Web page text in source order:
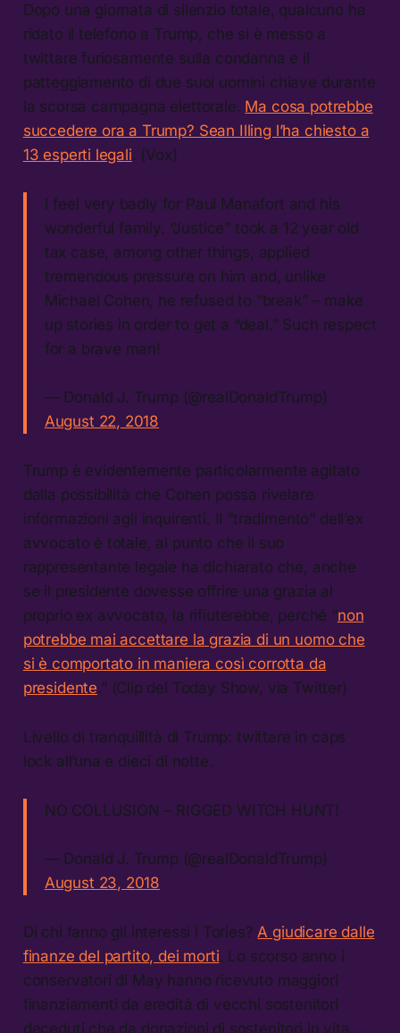
Dopo una giornata di silenzio totale, qualcuno ha
ridato il telefono a Trump, che si è messo a
twittare furiosamente sulla condanna e il
patteggiamento di due suoi uomini chiave durante
la scorsa campagna elettorale. Ma cosa potrebbe
succedere ora a Trump? Sean Illing l’ha chiesto a
13 esperti legali. (Vox)
I feel very badly for Paul Manafort and his
wonderful family. “Justice” took a 12 year old
tax case, among other things, applied
tremendous pressure on him and, unlike
Michael Cohen, he refused to “break” – make
up stories in order to get a “deal.” Such respect
for a brave man!
— Donald J. Trump (@realDonaldTrump)
August 22, 2018
Trump è evidentemente particolarmente agitato
dalla possibilità che Cohen possa rivelare
informazioni agli inquirenti. Il “tradimento” dell’ex
avvocato è totale, al punto che il suo
rappresentante legale ha dichiarato che, anche
se il presidente dovesse offrire una grazia al
proprio ex avvocato, la rifiuterebbe, perché “non
potrebbe mai accettare la grazia di un uomo che
si è comportato in maniera così corrotta da
presidente.” (Clip del Today Show, via Twitter)
Livello di tranquillità di Trump: twittare in caps
lock all’una e dieci di notte.
NO COLLUSION – RIGGED WITCH HUNT!
— Donald J. Trump (@realDonaldTrump)
August 23, 2018
Di chi fanno gli interessi i Tories?A giudicare dalle
finanze del partito, dei morti. Lo scorso anno i
conservatori di May hanno ricevuto maggiori
finanziamenti da eredità di vecchi sostenitori
deceduti che da donazioni di sostenitori in vita.